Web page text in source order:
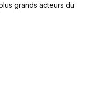
grands acteurs du